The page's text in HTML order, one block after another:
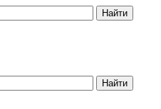
Найти
Найти